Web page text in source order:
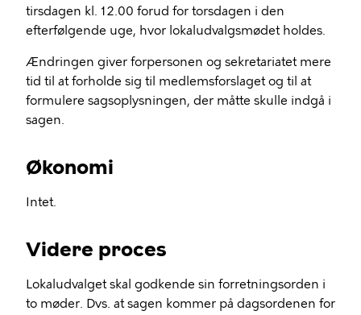
tirsdagen kl. 12.00 forud for torsdagen i den
efterfølgende uge, hvor lokaludvalgsmødet holdes.
Ændringen giver forpersonen og sekretariatet mere
tid til at forholde sig til medlemsforslaget og til at
formulere sagsoplysningen, der måtte skulle indgå i
sagen.
Økonomi
Intet.
Videre proces
Lokaludvalget skal godkende sin forretningsorden i
to møder. Dvs. at sagen kommer på dagsordenen for